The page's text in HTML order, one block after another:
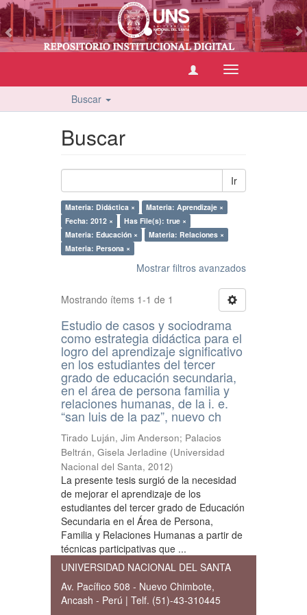
Cambiar
navegación
Buscar
Buscar
Ir
Materia: Didáctica ×
Materia: Aprendizaje ×
Fecha: 2012 ×
Has File(s): true ×
Materia: Educación ×
Materia: Relaciones ×
Materia: Persona ×
Mostrar filtros avanzados
Mostrando ítems 1-1 de 1
Estudio de casos y sociodrama
como estrategia didáctica para el
logro del aprendizaje significativo
en los estudiantes del tercer
grado de educación secundaria,
en el área de persona familia y
relaciones humanas, de la i. e.
“san luis de la paz”, nuevo ch
Tirado Luján, Jim Anderson; Palacios
Beltrán, Gisela Jerladine (Universidad
Nacional del Santa, 2012)
La presente tesis surgió de la necesidad
de mejorar el aprendizaje de los
estudiantes del tercer grado de Educación
Secundaria en el Área de Persona,
Familia y Relaciones Humanas a partir de
técnicas participativas que ...
UNIVERSIDAD NACIONAL DEL SANTA
Av. Pacífico 508 - Nuevo Chimbote,
Ancash - Perú | Telf. (51)-43-310445